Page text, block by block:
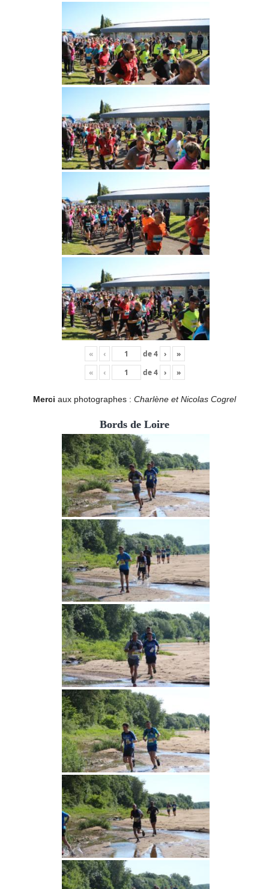
« ‹ de4 ›
»
«
‹ de4 › »
Merci aux photographes : Charlène et Nicolas Cogrel
Bords de Loire